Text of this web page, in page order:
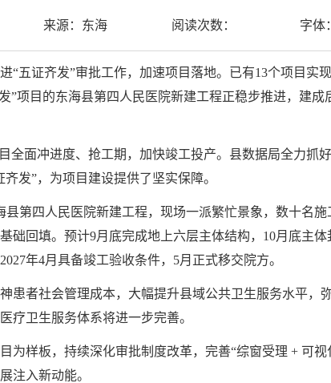
来源： 东海 阅读次数： 字体：
“五证齐发”审批工作，加速项目落地。已有13个项目实
”项目的东海县第四人民医院新建工程正稳步推进，建
全面冲进度、抢工期，加快竣工投产。县数据局全力抓
发”，为项目建设提供了坚实保障。
第四人民医院新建工程，现场一派繁忙景象，数十名
础回填。预计9月底完成地上六层主体结构，10月底主
年4月具备竣工验收条件，5月正式移交院方。
患者社会管理成本，大幅提升县域公共卫生服务水平，
疗卫生服务体系将进一步完善。
为样板，持续深化审批制度改革，完善“综窗受理 + 可
注入新动能。